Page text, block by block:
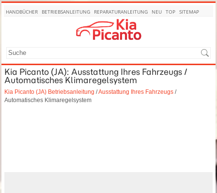
HANDBÜCHER BETRIEBSANLEITUNG REPARATURANLEITUNG NEU TOP SITEMAP
Kia Picanto (JA): Ausstattung Ihres Fahrzeugs /
Automatisches Klimaregelsystem
Kia Picanto (JA) Betriebsanleitung /Ausstattung Ihres Fahrzeugs /
Automatisches Klimaregelsystem